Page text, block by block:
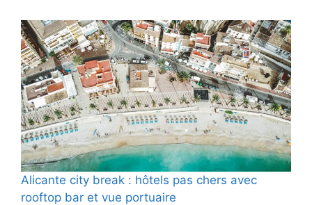
Alicante city break : hôtels pas chers avec
rooftop bar et vue portuaire